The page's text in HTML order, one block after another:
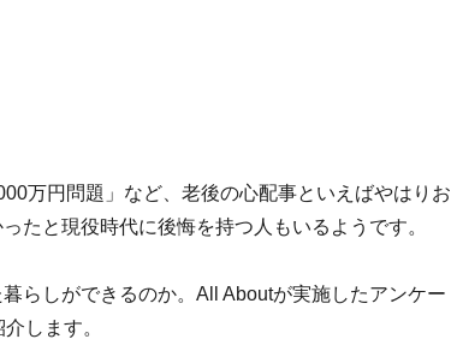
万円問題」など、老後の心配事といえばやはりお
たと現役時代に後悔を持つ人もいるようです。
らしができるのか。All Aboutが実施したアンケー
します。